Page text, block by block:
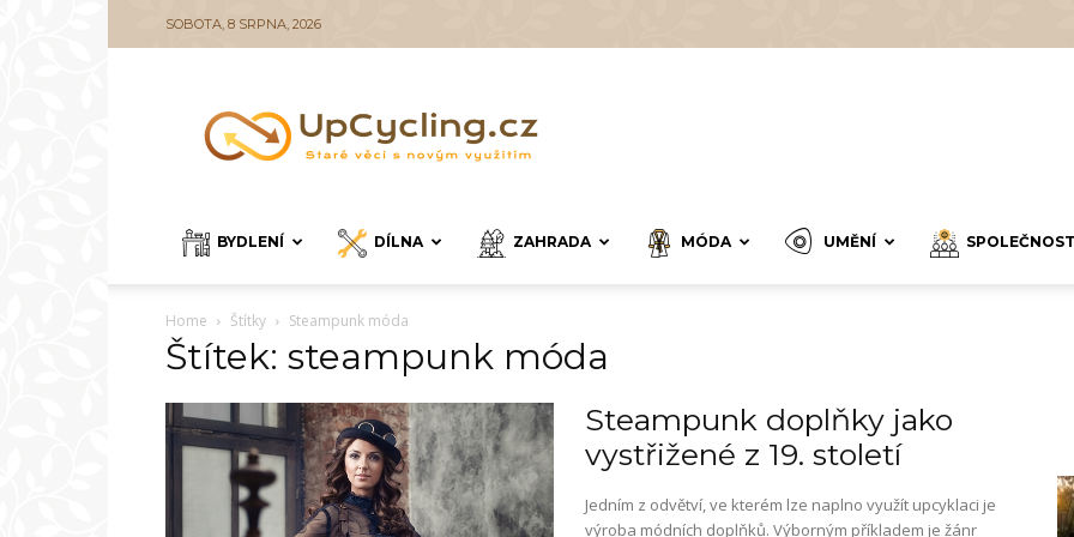
SOBOTA, 8 SRPNA, 2026
BYDLENÍ DÍLNA ZAHRADA MÓDA UMĚNÍ SPOLEČNOST
Home Štítky Steampunk móda
Štítek: steampunk móda
Steampunk doplňky jako
vystřižené z 19. století
Jedním z odvětví, ve kterém lze naplno využít upcyklaci je
výroba módních doplňků. Výborným příkladem je žánr